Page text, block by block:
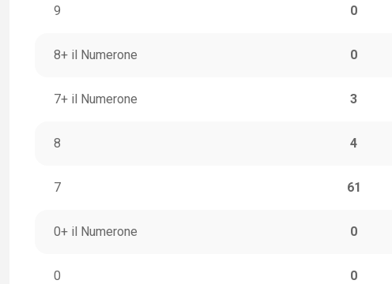
9 0
8+ il Numerone 0
7+ il Numerone 3
8 4
7 61
0+ il Numerone 0
0 0